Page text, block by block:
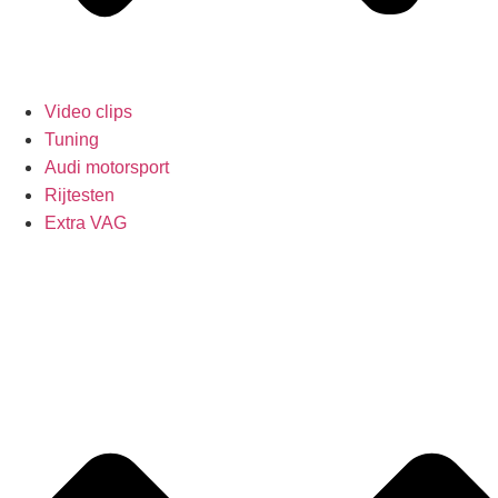
Video clips
Tuning
Audi motorsport
Rijtesten
Extra VAG